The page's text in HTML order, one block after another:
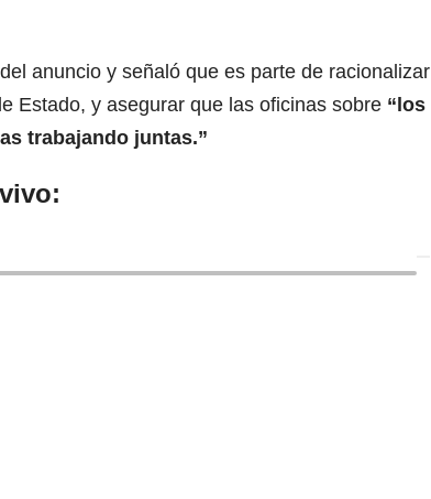
anuncio y señaló que es parte de racionalizar
Estado, y asegurar que las oficinas sobre “los
trabajando juntas.”